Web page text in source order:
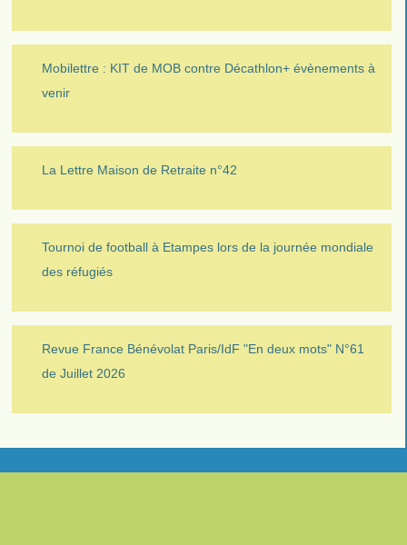
Mobilettre : KIT de MOB contre Décathlon+ évènements à
venir
La Lettre Maison de Retraite n°42
Tournoi de football à Etampes lors de la journée mondiale
des réfugiés
Revue France Bénévolat Paris/IdF "En deux mots" N°61
de Juillet 2026